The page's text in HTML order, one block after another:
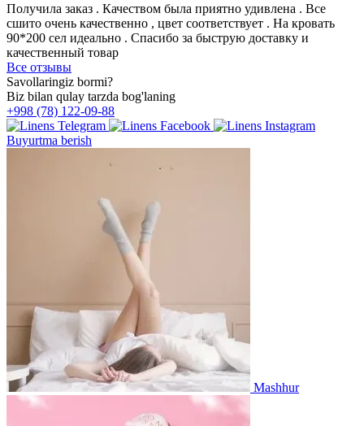
Получила заказ . Качеством была приятно удивлена . Все
сшито очень качественно , цвет соответствует . На кровать
90*200 сел идеально . Спасибо за быструю доставку и
качественный товар
Все отзывы
Savollaringiz bormi?
Biz bilan qulay tarzda bog'laning
+998 (78) 122-09-88
Buyurtma berish
Mashhur